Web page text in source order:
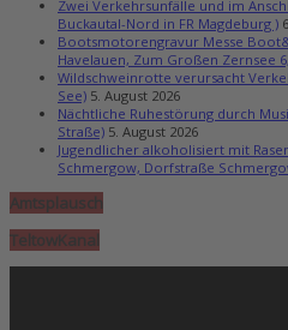
Zwei Verkehrsunfälle und im
Buckautal-Nord in FR Magdeburg )
Bootsmotorengravur Messe
Havelauen, Zum Großen Zernsee
Wildschweinrotte verursacht
See) 5. August 2026
Nächtliche Ruhestörung durch
Straße) 5. August 2026
Jugendlicher alkoholisiert mit
Schmergow, Dorfstraße
Amtsplausch
TeltowKanal